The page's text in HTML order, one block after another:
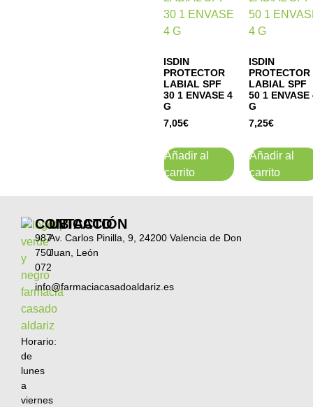
ISDIN
PROTECTOR
LABIAL SPF
30 1 ENVASE 4
G
7,05€
Añadir al
carrito
ISDIN
PROTECTOR
LABIAL SPF
50 1 ENVASE
G
7,25€
Añadir al
carrito
Horario:
de
lunes
a
viernes
CONTACTO
987
750
072
info@farmaciacasadoaldariz.es
UBICACIÓN
Av. Carlos Pinilla, 9, 24200 Valencia de Don
Juan, León